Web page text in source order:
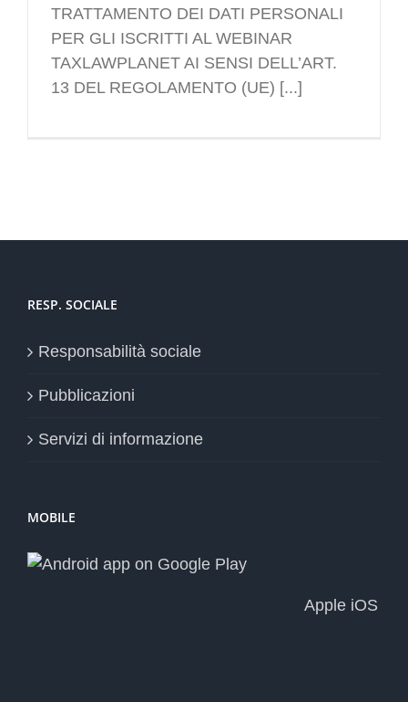
TRATTAMENTO DEI DATI PERSONALI
PER GLI ISCRITTI AL WEBINAR
TAXLAWPLANET AI SENSI DELL’ART.
13 DEL REGOLAMENTO (UE) [...]
RESP. SOCIALE
Responsabilità sociale
Pubblicazioni
Servizi di informazione
MOBILE
Apple iOS